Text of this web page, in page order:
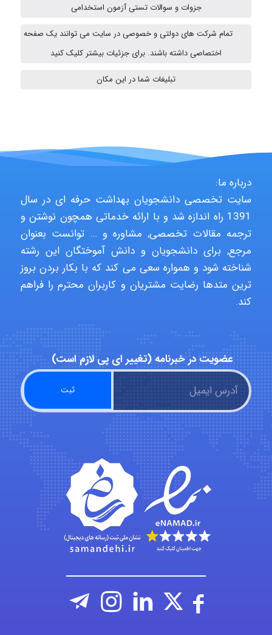
fatima
Niloofar
USER124
malekf
abolfazlkoshehe
abolfazlkoshehe
A.balandeh
جزوات و سوالات تستی آزمون استخدامی
تمام شرکت های دولتی و خصوصی در سایت می توانند یک صفحه
اختصاصی داشته باشند. برای جزئیات بیشتر کلیک کنید
تبلیغات شما در این مکان
درباره ما:
سایت تخصصی دانشجویان بهداشت حرفه ای در سال
1391 راه اندازه شد و با ارائه خدماتی همچون نوشتن و
ترجمه مقالات تخصصی, مشاوره و … توانست بعنوان
مرجع, برای دانشجویان و دانش آموختگان این رشته
شناخته شود و همواره سعی می کند که با بکار بردن بروز
ترین متدها رضایت مشتریان و کاربران محترم را فراهم
کند.
عضویت در خبرنامه (تغییر ای پی لازم است)